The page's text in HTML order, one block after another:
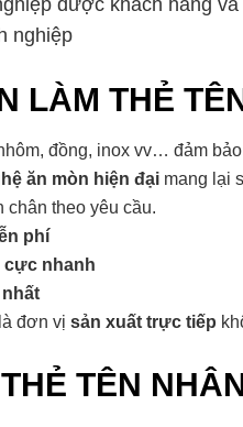
nghiệp
LÀM THẺ
đồng, inox vv… đảm
ăn mòn hiện đại mang lại
chân theo yêu cầu.
phí
nhanh
đơn vị sản xuất trực tiếp
TÊN